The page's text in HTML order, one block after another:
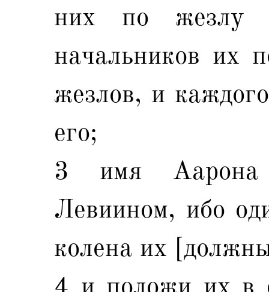
них по жезлу
начальников их
жезлов, и
его;
3 имя
Левиином, ибо
колена их